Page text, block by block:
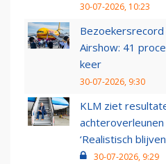
30-07-2026, 10:23
Airshow: 41
keer
30-07-2026, 9:30
KLM ziet
‘Realistisch
30-07-2026, 9:29